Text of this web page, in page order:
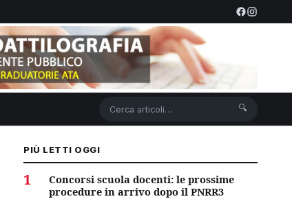
🔍
PIÙ LETTI OGGI
1
Concorsi scuola docenti: le prossime
procedure in arrivo dopo il PNRR3